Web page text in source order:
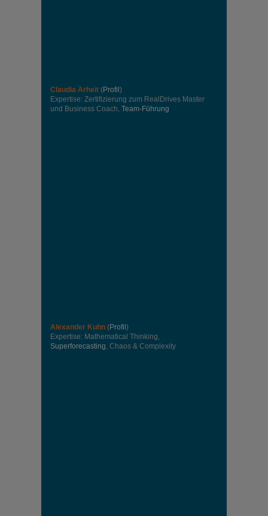
Claudia Arheit (Profil )
Expertise: Zertifizierung zum RealDrives Master
und Business Coach, Team-Führung
Alexander Kuhn (Profil )
Expertise: Mathematical Thinking,
Superforecasting, Chaos & Complexity